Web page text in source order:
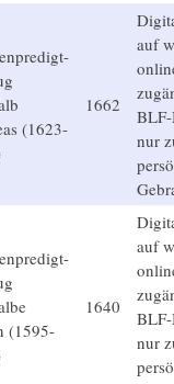
(1623-
1662
auf
nur
(1595-
1640
auf
nur